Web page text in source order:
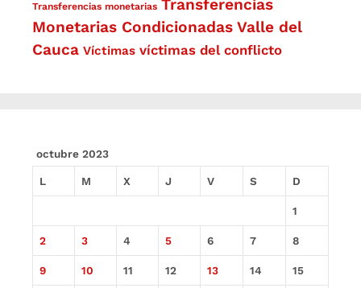
Transferencias monetarias Transferencias
Monetarias Condicionadas Valle del
Cauca Víctimas víctimas del conflicto
octubre 2023
L M X J V S D
1
2 3 4 5 6 7 8
9 10 11 12 13 14 15